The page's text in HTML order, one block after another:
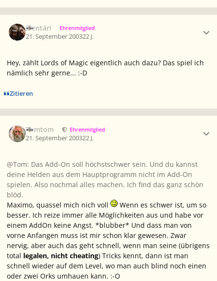
Elentári Ehrenmitglied
21. September 200322 J.
Hey, zählt Lords of Magic eigentlich auch dazu? Das spiel ich
nämlich sehr gerne... :-D
Zitieren
Tomtom Ehrenmitglied
21. September 200322 J.
@Tom: Das Add-On soll höchstschwer sein. Und du kannst
deine Helden aus dem Hauptprogramm nicht im Add-On
spielen. Also nochmal alles machen. Ich find das ganz schön
blöd.
Maximo, quassel mich nich voll
Wenn es schwer ist, um so
besser. Ich reize immer alle Möglichkeiten aus und habe vor
einem AddOn keine Angst. *blubber* Und dass man von
vorne Anfangen muss ist mir schon klar gewesen. Zwar
nervig, aber auch das geht schnell, wenn man seine (übrigens
total legalen, nicht cheating) Tricks kennt, dann ist man
schnell wieder auf dem Level, wo man auch blind noch einen
oder zwei Orks umhauen kann. :-O